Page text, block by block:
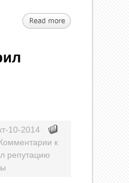
10-2014
к
репутацию